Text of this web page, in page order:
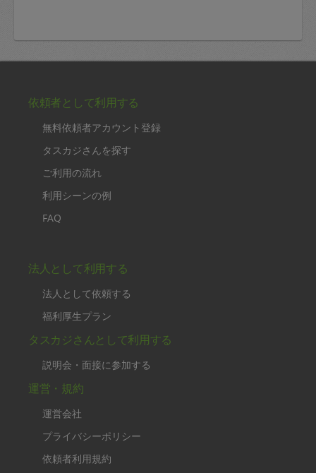
依頼者として利用する
無料依頼者アカウント登録
タスカジさんを探す
ご利用の流れ
利用シーンの例
FAQ
法人として利用する
法人として依頼する
福利厚生プラン
タスカジさんとして利用する
説明会・面接に参加する
運営・規約
運営会社
プライバシーポリシー
依頼者利用規約